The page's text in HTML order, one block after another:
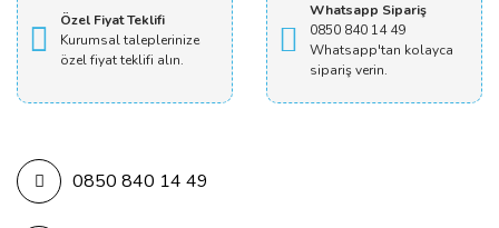
Özel Fiyat Teklifi
Kurumsal taleplerinize
özel fiyat teklifi alın.
Whatsapp Sipariş
0850 840 14 49
Whatsapp'tan kolayca
sipariş verin.
0850 840 14 49